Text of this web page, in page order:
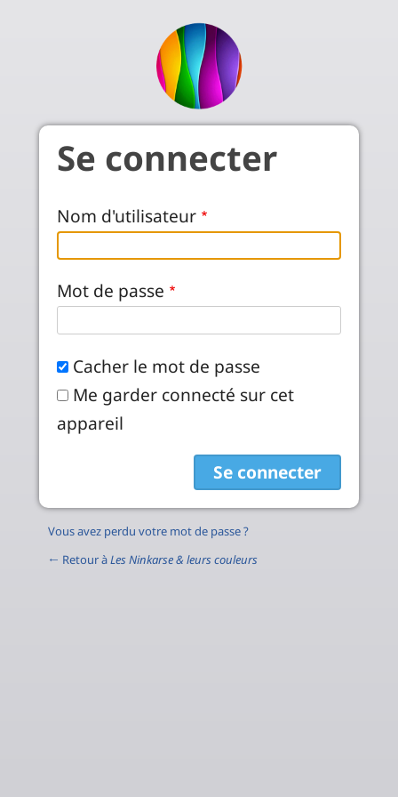
Se connecter
Nom d'utilisateur
Mot de passe
Cacher le mot de passe
Me garder connecté sur cet
appareil
Vous avez perdu votre mot de passe ?
← Retour àLes Ninkarse & leurs couleurs